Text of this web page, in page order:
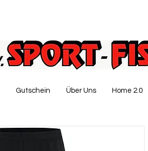
Gutschein Über Uns Home 2.0